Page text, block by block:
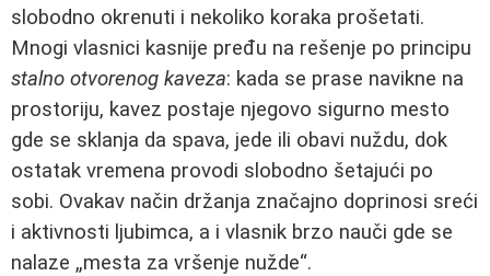
slobodno okrenuti i nekoliko koraka prošetati.
Mnogi vlasnici kasnije pređu na rešenje po principu
stalno otvorenog kaveza: kada se prase navikne na
prostoriju, kavez postaje njegovo sigurno mesto
gde se sklanja da spava, jede ili obavi nuždu, dok
ostatak vremena provodi slobodno šetajući po
sobi. Ovakav način držanja značajno doprinosi sreći
i aktivnosti ljubimca, a i vlasnik brzo nauči gde se
nalaze „mesta za vršenje nužde“.